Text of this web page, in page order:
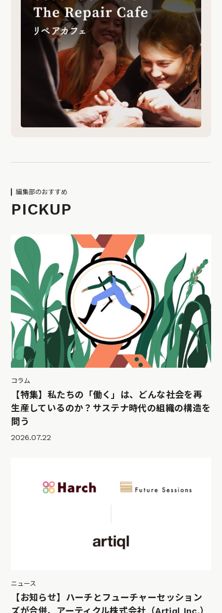
編集部のおすすめ
PICKUP
コラム
【特集】私たちの「働く」は、どんな社会を再
生産しているのか？サステナ時代の組織の構造を
問う
2026.07.22
ニュース
【お知らせ】ハーチとフューチャーセッション
ズが合併、アーティクル株式会社（Artiql Inc.）